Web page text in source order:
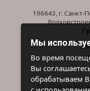
196643, г. Санкт-
+7 (812) 462
Мы
Во время
Вы
обрабатываем